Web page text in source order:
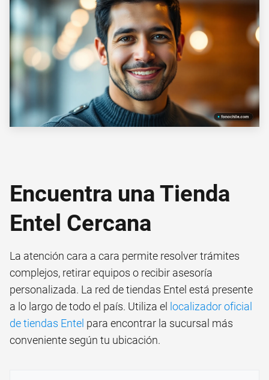
Encuentra una Tienda
Entel Cercana
La atención cara a cara permite resolver trámites
complejos, retirar equipos o recibir asesoría
personalizada. La red de tiendas Entel está presente
a lo largo de todo el país. Utiliza el localizador oficial
de tiendas Entel para encontrar la sucursal más
conveniente según tu ubicación.